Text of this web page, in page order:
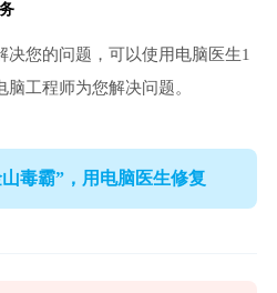
您的问题，可以使用电脑医生1
工程师为您解决问题。
毒霸”，用电脑医生修复